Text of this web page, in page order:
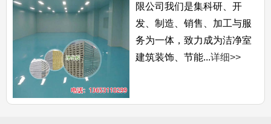
限公司我们是集科研、开
发、制造、销售、加工与服
务为一体，致力成为洁净室
建筑装饰、节能...详细>>